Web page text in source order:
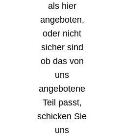
als hier
angeboten,
oder nicht
sicher sind
ob das von
uns
angebotene
Teil passt,
schicken Sie
uns